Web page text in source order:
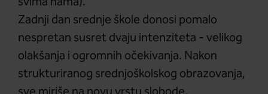
Zadnji dan srednje škole donosi pomalo
nespretan susret dvaju intenziteta - velikog
olakšanja i ogromnih očekivanja. Nakon
strukturiranog srednjoškolskog obrazovanja,